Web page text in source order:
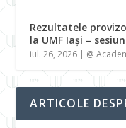
Rezultatele
la UMF Iași –
iul. 26, 2026 | @
ARTICOLE